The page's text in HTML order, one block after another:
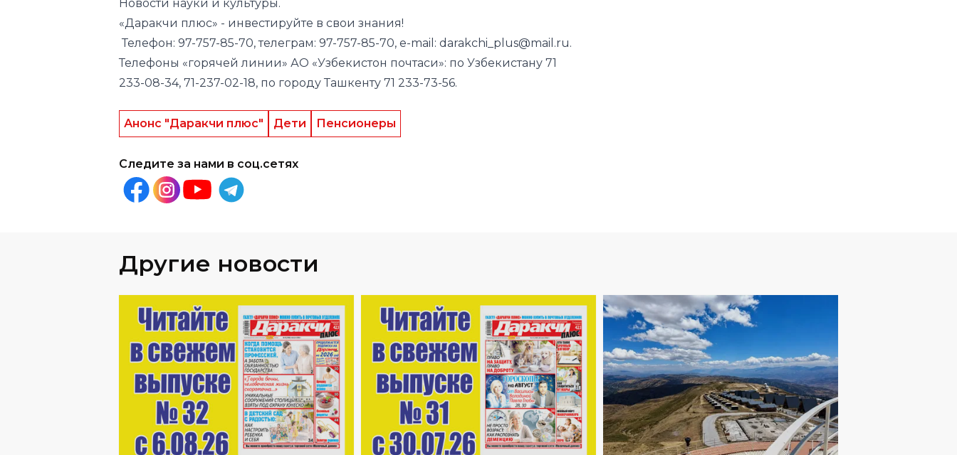
Новости науки и культуры.
«Даракчи плюс» - инвестируйте в свои знания!
Телефон: 97-757-85-70, телеграм: 97-757-85-70, e-mail: darakchi_plus@mail.ru.
Телефоны «горячей линии» АО «Узбекистон почтаси»: по Узбекистану 71
233-08-34, 71-237-02-18, по городу Ташкенту 71 233-73-56.
Анонс "Даракчи плюс" Дети Пенсионеры
Следите за нами в соц.сетях
Другие новости